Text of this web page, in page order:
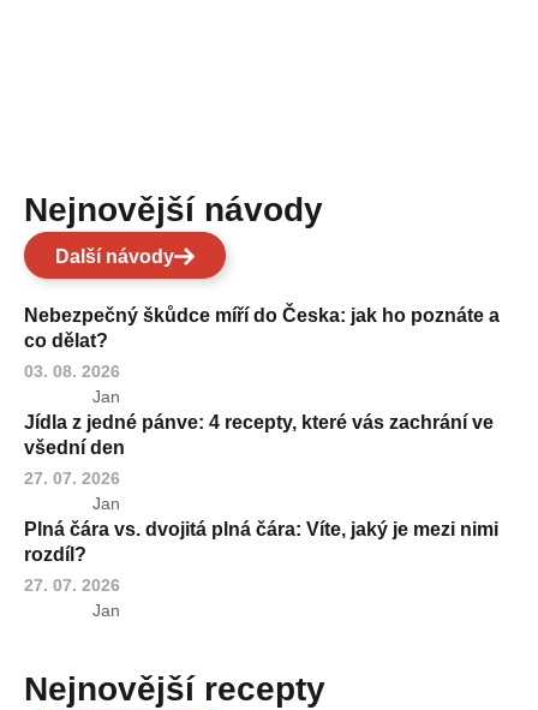
Nejnovější návody
Další návody
Nebezpečný škůdce míří do Česka: jak ho poznáte a
co dělat?
03. 08. 2026
Jan
Jídla z jedné pánve: 4 recepty, které vás zachrání ve
všední den
27. 07. 2026
Jan
Plná čára vs. dvojitá plná čára: Víte, jaký je mezi nimi
rozdíl?
27. 07. 2026
Jan
Nejnovější recepty